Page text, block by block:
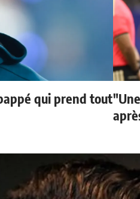
qui prend tout